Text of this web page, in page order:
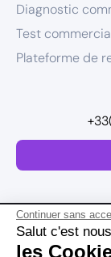
Continuer sans
Salut c'est
les
Diagnostic
Test
Plateforme de